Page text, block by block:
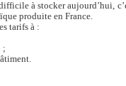
à stocker aujourd’hui,
produite en France.
tarifs à :
;